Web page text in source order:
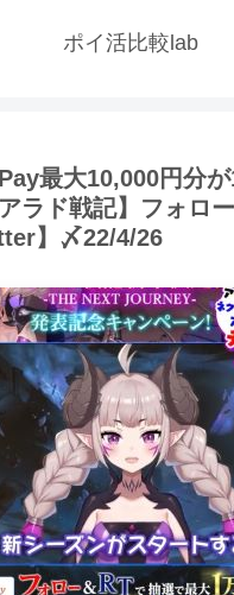
ポイ活比較lab
最大10,000円分
ラド戦記】フォロ
】〆22/4/26